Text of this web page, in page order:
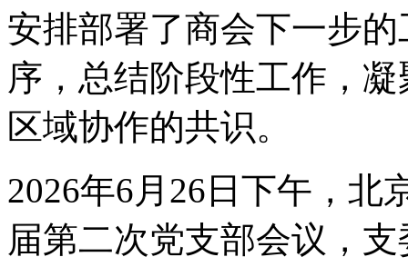
安排部署了商会下一步
序，总结阶段性工作，
区域协作的共识。
2026年6月26日下午，北
届第二次党支部会议，